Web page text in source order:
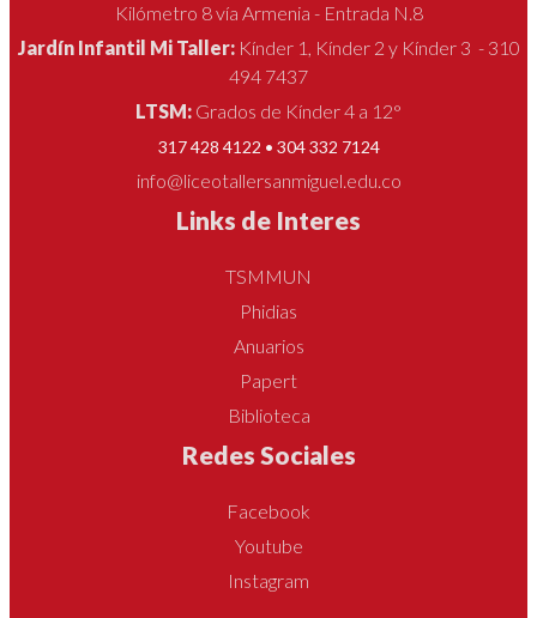
Kilómetro 8 vía Armenia - Entrada N.8
Jardín Infantil Mi Taller: Kínder 1, Kínder 2 y Kínder 3 - 310
494 7437
LTSM: Grados de Kínder 4 a 12°
317 428 4122 • 304 332 7124
info@liceotallersanmiguel.edu.co
Links de Interes
TSMMUN
Phidias
Anuarios
Papert
Biblioteca
Redes Sociales
Facebook
Youtube
Instagram